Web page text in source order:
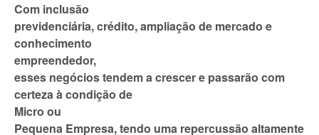
Com inclusão
previdenciária, crédito, ampliação de mercado e
conhecimento
empreendedor,
esses negócios tendem a crescer e passarão com
certeza à condição de
Micro ou
Pequena Empresa, tendo uma repercussão altamente